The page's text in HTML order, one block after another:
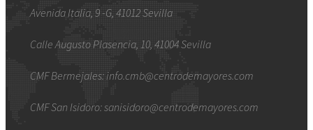
Avenida Italia, 9 -G, 41012 Sevilla
Calle Augusto Plasencia, 10, 41004 Sevilla
CMF Bermejales: info.cmb@centrodemayores.com
CMF San Isidoro: sanisidoro@centrodemayores.com